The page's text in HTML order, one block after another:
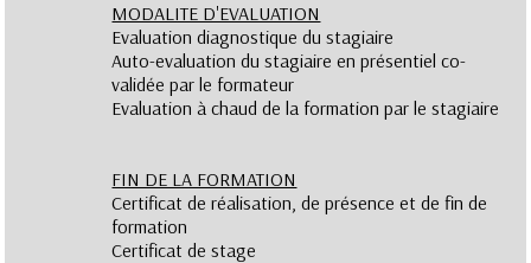
MODALITE D'EVALUATION
Evaluation diagnostique du stagiaire
Auto-evaluation du stagiaire en présentiel co-
validée par le formateur
Evaluation à chaud de la formation par le stagiaire
FIN DE LA FORMATION
Certificat de réalisation, de présence et de fin de
formation
Certificat de stage